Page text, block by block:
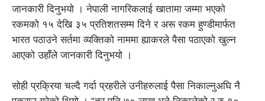
जानकारी दिनुभयो । नेपाली नागरिकलाई खातामा जम्मा भएको
रकमको १५ देखि ३५ प्रतिशतसम्म दिने र अरू रकम हुण्डीमार्फत
भारत पठाउने सर्तमा व्यक्तिको नाममा ह्याकरले पैसा पठाएको खुल्न
आएको उहाँले जानकारी दिनुभयो ।
सोही प्रक्रिया चल्दै गर्दा प्रहरीले उनीहरुलाई पैसा निकाल्नुअघि नै